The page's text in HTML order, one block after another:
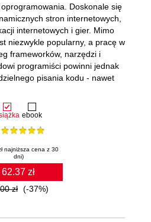
ebook
najniższa cena z 30
dni)
62.37 zł
zł (-37%)
Doskonale się
stron internetowych,
internetowych i gier. Mimo
niezwykle popularny, a pracę w
frameworków, narzędzi i
programiści powinni jednak
pisania kodu - nawet